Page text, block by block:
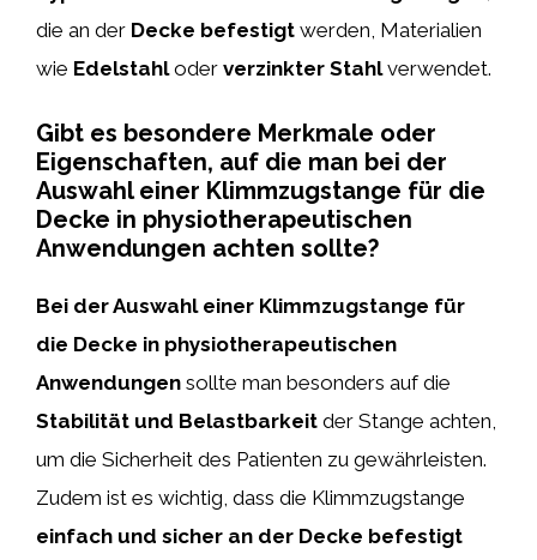
die an der Decke befestigt werden, Materialien
wie Edelstahloder verzinkter Stahlverwendet.
Gibt es besondere Merkmale oder
Eigenschaften, auf die man bei der
Auswahl einer Klimmzugstange für die
Decke in physiotherapeutischen
Anwendungen achten sollte?
Bei der Auswahl einer Klimmzugstange für
die Decke in physiotherapeutischen
Anwendungen sollte man besonders auf die
Stabilität und Belastbarkeit der Stange achten,
um die Sicherheit des Patienten zu gewährleisten.
Zudem ist es wichtig, dass die Klimmzugstange
einfach und sicher an der Decke befestigt